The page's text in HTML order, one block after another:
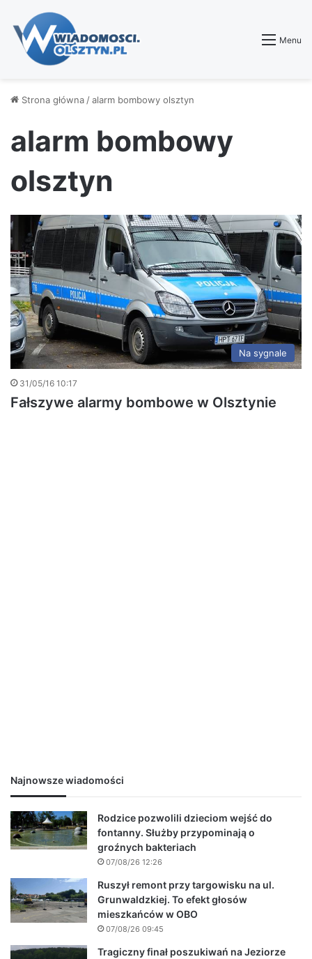
Menu
Strona główna /alarm bombowy olsztyn
alarm bombowy
olsztyn
Na sygnale
31/05/16 10:17
Fałszywe alarmy bombowe w Olsztynie
Najnowsze wiadomości
Rodzice pozwolili dzieciom wejść do
fontanny. Służby przypominają o
groźnych bakteriach
07/08/26 12:26
Ruszył remont przy targowisku na ul.
Grunwaldzkiej. To efekt głosów
mieszkańców w OBO
07/08/26 09:45
Tragiczny finał poszukiwań na Jeziorze